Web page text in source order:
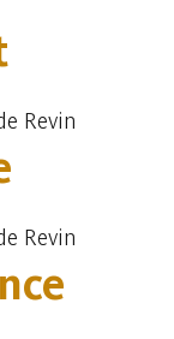
Revin
Revin